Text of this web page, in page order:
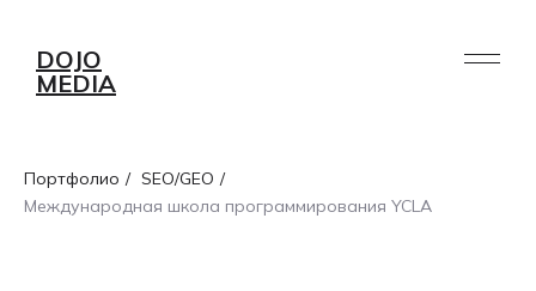
DOJO
MEDIA
Портфолио / SEO/GEO /
Международная школа программирования YCLA